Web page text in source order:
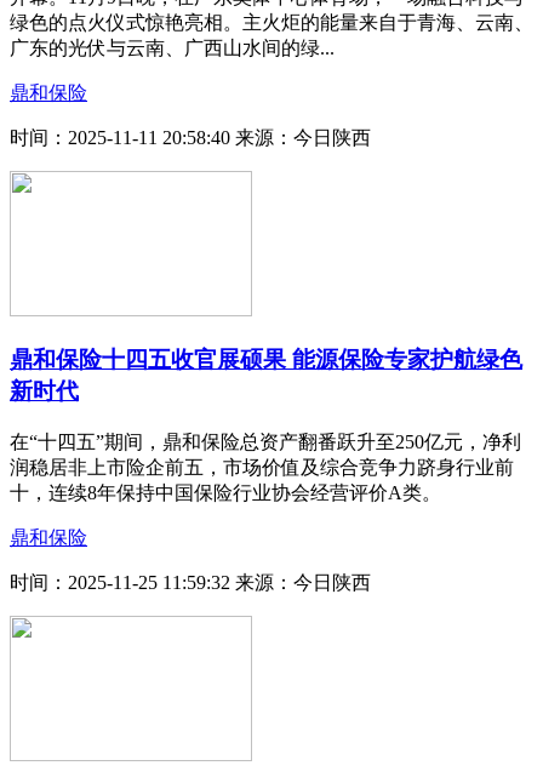
绿色的点火仪式惊艳亮相。主火炬的能量来自于青海、云南、
广东的光伏与云南、广西山水间的绿...
鼎和保险
时间：2025-11-11 20:58:40 来源：今日陕西
鼎和保险十四五收官展硕果 能源保险专家护航绿色
新时代
在“十四五”期间，鼎和保险总资产翻番跃升至250亿元，净利
润稳居非上市险企前五，市场价值及综合竞争力跻身行业前
十，连续8年保持中国保险行业协会经营评价A类。
鼎和保险
时间：2025-11-25 11:59:32 来源：今日陕西